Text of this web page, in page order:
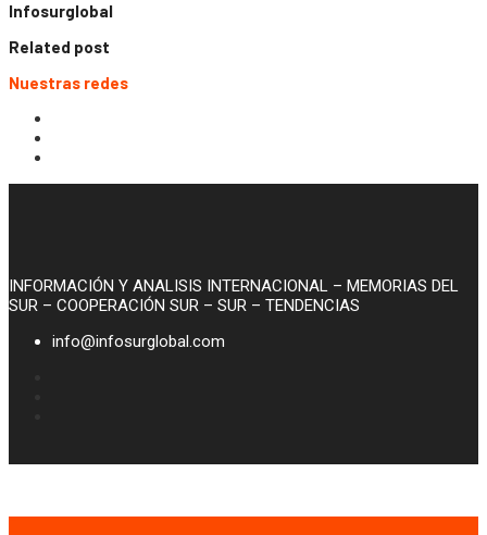
Infosurglobal
Related post
Nuestras redes
INFORMACIÓN Y ANALISIS INTERNACIONAL – MEMORIAS DEL
SUR – COOPERACIÓN SUR – SUR – TENDENCIAS
info@infosurglobal.com